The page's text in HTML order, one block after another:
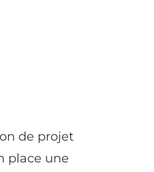
de projet
place une